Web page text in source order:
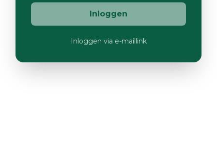
Inloggen
Inloggen via e-maillink